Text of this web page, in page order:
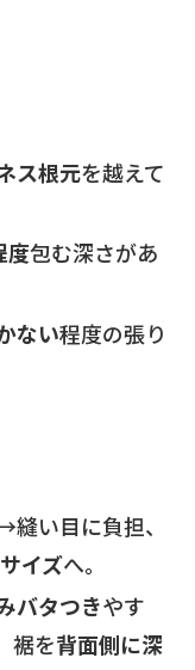
ス根元を越えて
度包む深さがあ
ない程度の張り
い目に負担、
イズへ。
バタつきやす
裾を背面側に深